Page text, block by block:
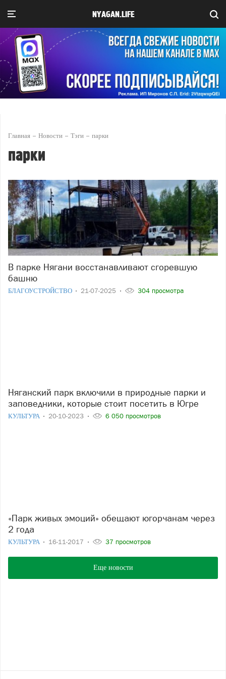
NYAGAN.LIFE
Главная Новости Тэги парки
парки
В парке Нягани восстанавливают сгоревшую
башню
БЛАГОУСТРОЙСТВО 21-07-2025 304 просмотра
Няганский парк включили в природные парки и
заповедники, которые стоит посетить в Югре
КУЛЬТУРА 20-10-2023 6 050 просмотров
«Парк живых эмоций» обещают югорчанам через
2 года
КУЛЬТУРА 16-11-2017 37 просмотров
Еще новости